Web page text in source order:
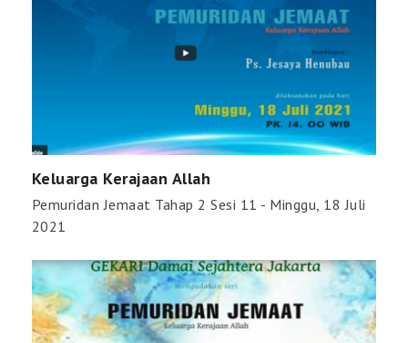
Keluarga Kerajaan Allah
Pemuridan Jemaat Tahap 2 Sesi 11 - Minggu, 18 Juli
2021